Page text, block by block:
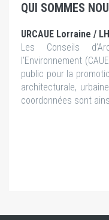
QUI SOMMES
URCAUE Lorraine /
Les Conseils
l’Environnement
public pour la
architecturale,
coordonnées sont